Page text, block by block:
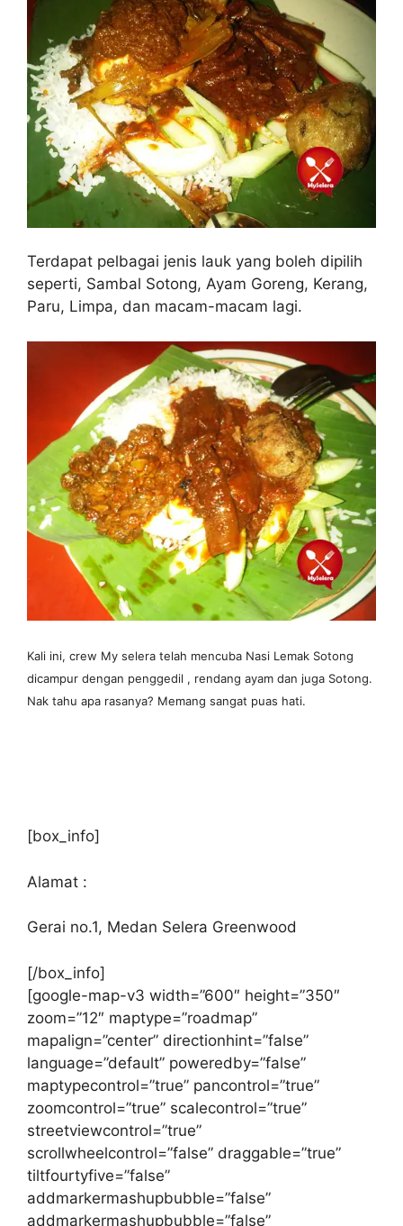
Terdapat pelbagai jenis lauk yang boleh dipilih
seperti, Sambal Sotong, Ayam Goreng, Kerang,
Paru, Limpa, dan macam-macam lagi.
Kali ini, crew My selera telah mencuba Nasi Lemak Sotong
dicampur dengan penggedil , rendang ayam dan juga Sotong.
Nak tahu apa rasanya? Memang sangat puas hati.
[box_info]
Alamat :
Gerai no.1, Medan Selera Greenwood
[/box_info]
[google-map-v3 width=”600″ height=”350″
zoom=”12″ maptype=”roadmap”
mapalign=”center” directionhint=”false”
language=”default” poweredby=”false”
maptypecontrol=”true” pancontrol=”true”
zoomcontrol=”true” scalecontrol=”true”
streetviewcontrol=”true”
scrollwheelcontrol=”false” draggable=”true”
tiltfourtyfive=”false”
addmarkermashupbubble=”false”
addmarkermashupbubble=”false”